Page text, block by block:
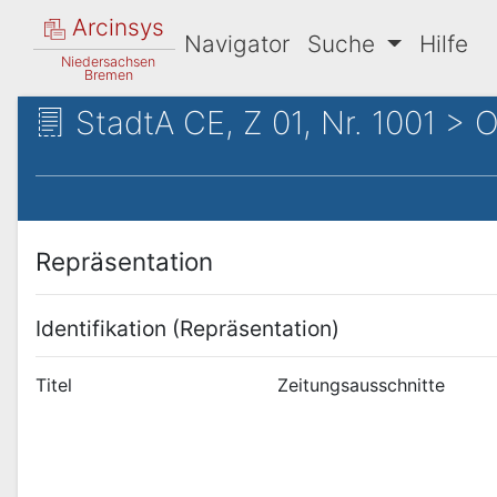
Arcinsys
Niedersachsen
Bremen
Navigator Suche Hilfe
StadtA CE, Z 01, Nr. 1001 >
Repräsentation
Identifikation (Repräsentation)
Titel Zeitungsausschnitte